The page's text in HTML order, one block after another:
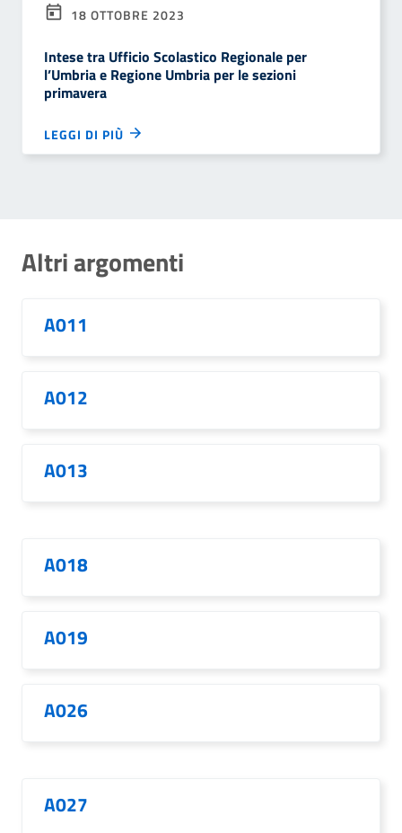
18 OTTOBRE 2023
Intese tra Ufficio Scolastico Regionale per
l’Umbria e Regione Umbria per le sezioni
primavera
LEGGI DI PIÙ
Altri argomenti
A011
A012
A013
A018
A019
A026
A027